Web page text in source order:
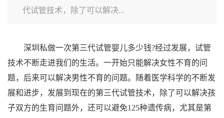
代试管技术，除了可以解决...
深圳私做一次第三代试管婴儿多少钱?经过发展，试管
技术不断走进我们的生活。一开始只能解决女性不育的问
题，后来可以解决男性不育的问题。随着医学科学的不断发
展和进步，发展到现在的第三代试管技术，除了可以解决孩
子双方的生育问题外，还可以避免125种遗传病，尤其是第